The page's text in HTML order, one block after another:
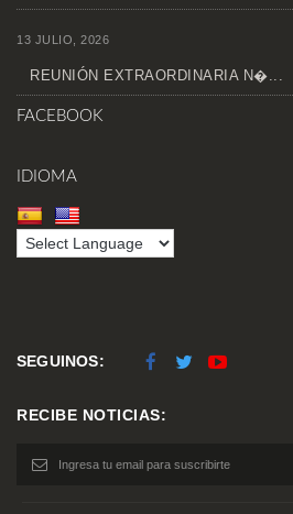
13 JULIO, 2026
REUNIÓN EXTRAORDINARIA N�...
FACEBOOK
IDIOMA
SEGUINOS:
RECIBE NOTICIAS: